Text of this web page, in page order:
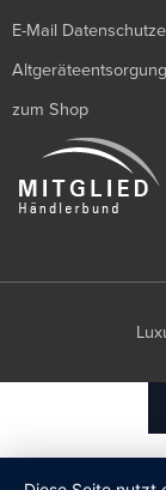
E-Mail
zum Shop